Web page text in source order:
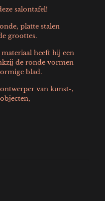
salontafel!
platte stalen
groottes.
heeft hij een
de ronde vormen
blad.
van kunst-,